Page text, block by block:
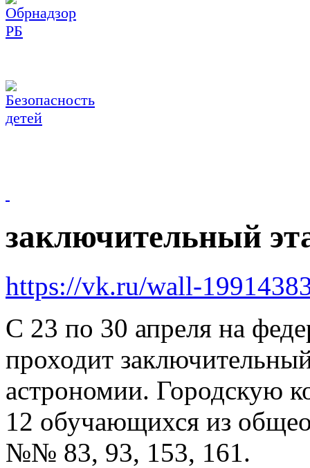
заключительный
https://vk.ru/wall-
С 23 по 30 апреля на
проходит
астрономии. Городскую
12 обучающихся из
№№ 83, 93, 153, 161.